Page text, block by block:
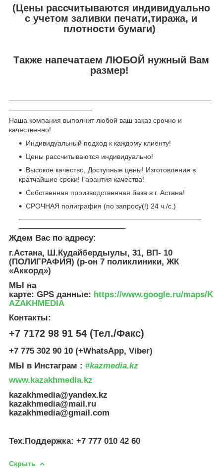
(Цены рассчитываются индивидуально
с учетом заливки печати,тиража, и
плотности бумаги)
Также напечатаем ЛЮБОЙ нужный Вам
размер!
Наша компания выполнит любой ваш заказ срочно и
качественно!
Индивидуальный подход к каждому клиенту!
Цены рассчитываются индивидуально!
Высокое качество, Доступные цены! Изготовление в
кратчайшие сроки! Гарантия качества!
Собственная производственная база в г. Астана!
СРОЧНАЯ полиграфия (по запросу(!) 24 ч./с.)
Ждем Вас по адресу:
г.Астана, Ш.Кудайбердыулы, 31, ВП- 10
(ПОЛИГРАФИЯ) (р-он 7 поликлиники, ЖК
«Аккорд»)
МЫ на
карте: GPS данные: https://www.google.ru/maps/K
AZAKHMEDIA
Контакты:
+7 7172 98 91 54 (Тел./Факс)
+7 775 302 90 10 (+WhatsApp, Viber)
МЫ в Инстаграм : #kazmedia.kz
www.kazakhmedia.kz
kazakhmedia@yandex.kz
kazakhmedia@mail.ru
kazakhmedia@gmail.com
Тех.Поддержка: +7 777 010 42 60
Скрыть